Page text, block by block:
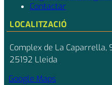
Contactar
LOCALITZACIÓ
Complex de La Caparrella,
25192 Lleida
Google Maps